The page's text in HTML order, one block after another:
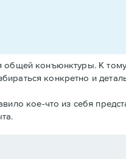
общей конъюнктуры. К
конкретно и
кое-что из себя